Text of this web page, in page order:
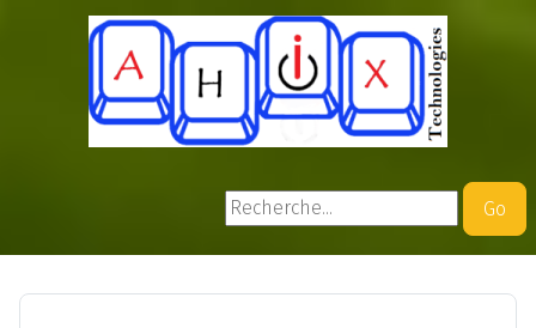
Rechercher
Go